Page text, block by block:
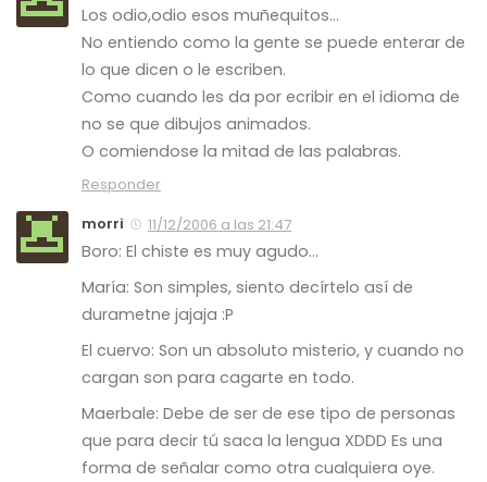
Los odio,odio esos muñequitos…
No entiendo como la gente se puede enterar de
lo que dicen o le escriben.
Como cuando les da por ecribir en el idioma de
no se que dibujos animados.
O comiendose la mitad de las palabras.
Responder
morri
11/12/2006 a las 21:47
Boro: El chiste es muy agudo…
María: Son simples, siento decírtelo así de
durametne jajaja :P
El cuervo: Son un absoluto misterio, y cuando no
cargan son para cagarte en todo.
Maerbale: Debe de ser de ese tipo de personas
que para decir tú saca la lengua XDDD Es una
forma de señalar como otra cualquiera oye.